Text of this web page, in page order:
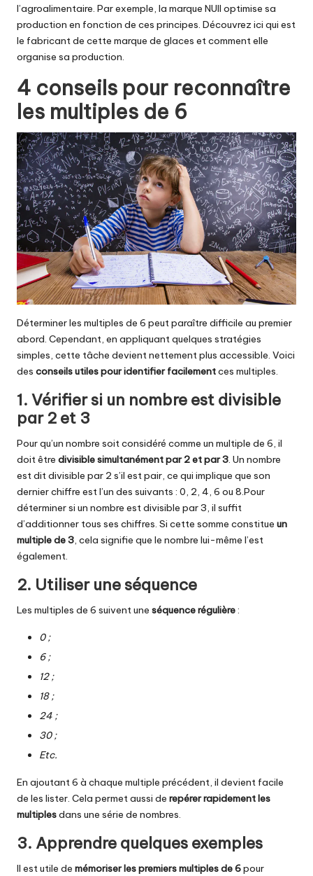
l’agroalimentaire. Par exemple, la marque NUII optimise sa
production en fonction de ces principes. Découvrez ici qui est
le fabricant de cette marque de glaces et comment elle
organise sa production.
4 conseils pour reconnaître
les multiples de 6
Déterminer les multiples de 6 peut paraître difficile au premier
abord. Cependant, en appliquant quelques stratégies
simples, cette tâche devient nettement plus accessible. Voici
des conseils utiles pour identifier facilementces multiples.
1. Vérifier si un nombre est divisible
par 2 et 3
Pour qu’un nombre soit considéré comme un multiple de 6, il
doit être divisible simultanément par 2 et par 3. Un nombre
est dit divisible par 2 s’il est pair, ce qui implique que son
dernier chiffre est l’un des suivants : 0, 2, 4, 6 ou 8.Pour
déterminer si un nombre est divisible par 3, il suffit
d’additionner tous ses chiffres. Si cette somme constitue un
multiple de 3, cela signifie que le nombre lui-même l’est
également.
2. Utiliser une séquence
Les multiples de 6 suivent une séquence régulière:
0 ;
6 ;
12 ;
18 ;
24 ;
30 ;
Etc.
En ajoutant 6 à chaque multiple précédent, il devient facile
de les lister. Cela permet aussi de repérer rapidement les
multiplesdans une série de nombres.
3. Apprendre quelques exemples
Il est utile de mémoriser les premiers multiples de 6pour